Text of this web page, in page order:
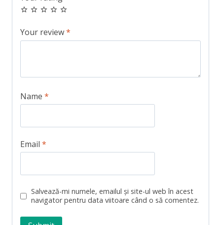
Your review*
Name *
Email *
Salvează-mi numele, emailul și site-ul web în acest
navigator pentru data viitoare când o să comentez.